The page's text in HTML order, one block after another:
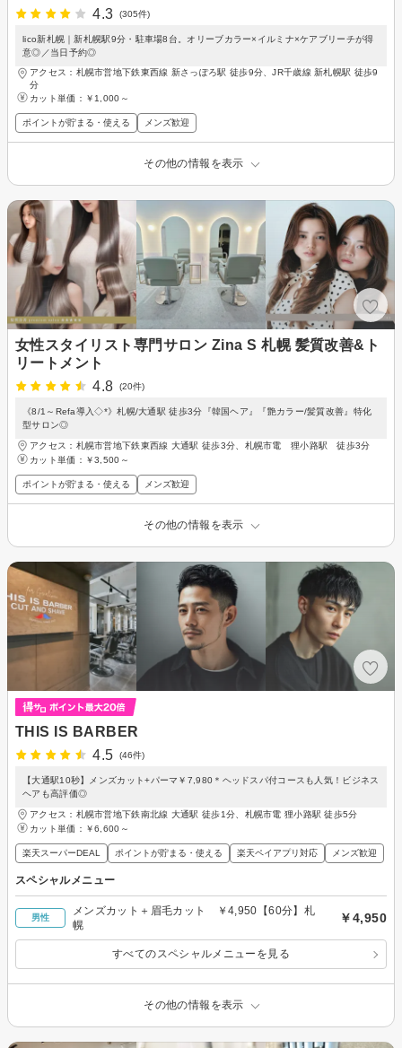
4.3
(305件)
lico新札幌｜新札幌駅9分・駐車場8台。オリーブカラー×イルミナ×ケアブリーチが得
意◎／当日予約◎
アクセス：札幌市営地下鉄東西線 新さっぽろ駅 徒歩9分、JR千歳線 新札幌駅 徒歩9
分
カット単価： ￥1,000～
ポイントが貯まる・使える メンズ歓迎
その他の情報を表示
女性スタイリスト専門サロン Zina S 札幌 髪質改善&ト
リートメント
4.8
(20件)
《8/1～Refa導入◇*》札幌/大通駅 徒歩3分『韓国ヘア』『艶カラー/髪質改善』特化
型サロン◎
アクセス：札幌市営地下鉄東西線 大通駅 徒歩3分、札幌市電 狸小路駅 徒歩3分
カット単価： ￥3,500～
ポイントが貯まる・使える メンズ歓迎
その他の情報を表示
THIS IS BARBER
4.5
(46件)
【大通駅10秒】メンズカット+パーマ￥7,980＊ヘッドスパ付コースも人気！ビジネス
ヘアも高評価◎
アクセス：札幌市営地下鉄南北線 大通駅 徒歩1分、札幌市電 狸小路駅 徒歩5分
カット単価： ￥6,600～
楽天スーパーDEAL ポイントが貯まる・使える 楽天ペイアプリ対応 メンズ歓迎
スペシャルメニュー
男性
メンズカット＋眉毛カット ￥4,950【60分】札
幌
￥4,950
すべてのスペシャルメニューを見る
その他の情報を表示